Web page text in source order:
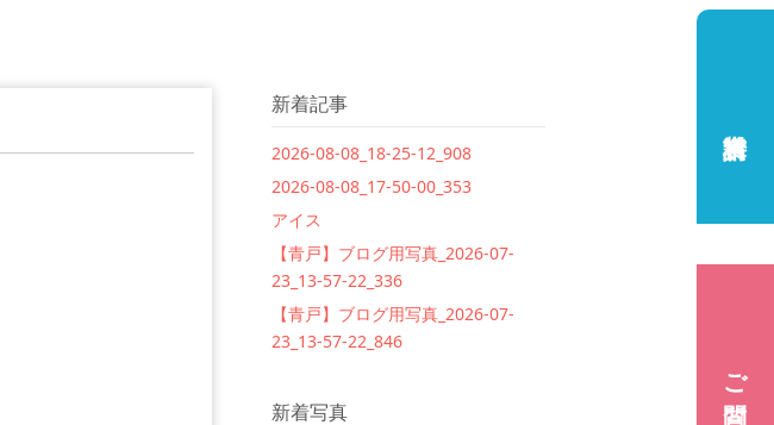
新着記事
2026-08-08_18-25-12_908
2026-08-08_17-50-00_353
アイス
【青戸】ブログ用写真_2026-07-
23_13-57-22_336
【青戸】ブログ用写真_2026-07-
23_13-57-22_846
新着写真
ご質問